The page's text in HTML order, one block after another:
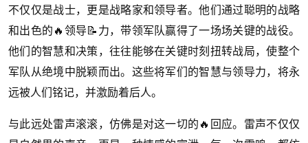
不仅仅是战士，更是战略家和领导者。他们通过聪明的战略
和出色的🔥领导📝力，带领军队赢得了一场场关键的战役。
他们的智慧和决策，往往能够在关键时刻扭转战局，使整个
军队从绝境中脱颖而出。这些将军们的智慧与领导力，将永
远被人们铭记，并激励着后人。
与此远处雷声滚滚，仿佛是对这一切的🔥回应。雷声不仅仅